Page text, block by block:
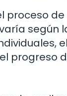
proceso de
según
progreso